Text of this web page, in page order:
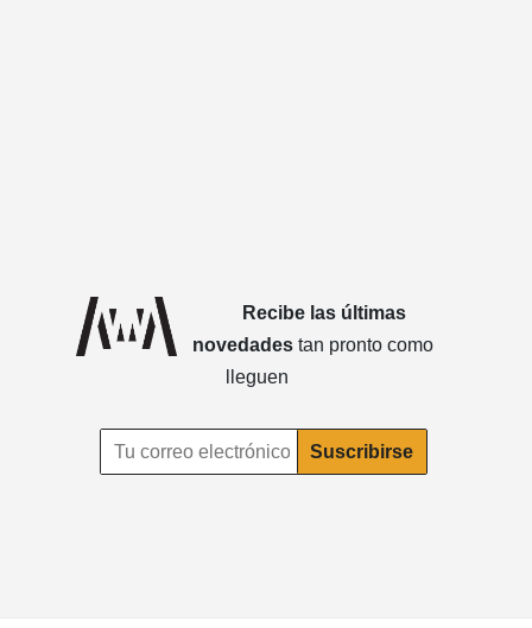
Recibe las últimas
novedades tan pronto como
lleguen